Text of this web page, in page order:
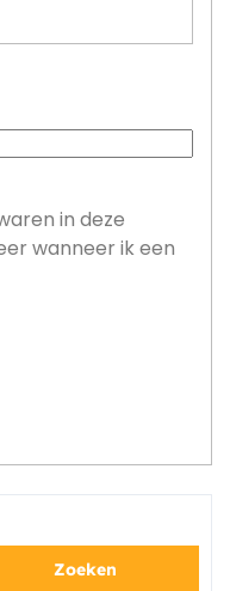
in deze
wanneer ik een
Zoeken